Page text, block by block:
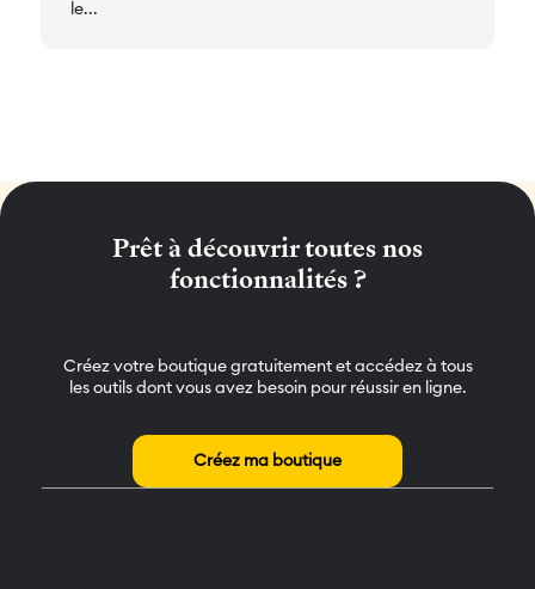
le...
Prêt à découvrir toutes nos
fonctionnalités ?
Créez votre boutique gratuitement et accédez à tous
les outils dont vous avez besoin pour réussir en ligne.
Créez ma boutique